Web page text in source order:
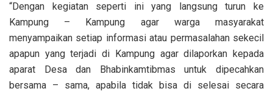
“Dengan kegiatan seperti ini yang langsung turun ke
Kampung – Kampung agar warga masyarakat
menyampaikan setiap informasi atau permasalahan sekecil
apapun yang terjadi di Kampung agar dilaporkan kepada
aparat Desa dan Bhabinkamtibmas untuk dipecahkan
bersama – sama, apabila tidak bisa di selesai secara